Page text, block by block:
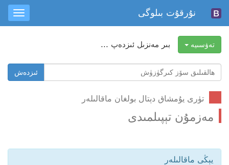
نۇرقۇت بىلوگى
تەۋسىيە بىر مەنزىل ئىزدەپ ...
ھالقىلىق
سۆز
ئىزدەش
ئىزدەش
تۈرى يۇمشاق دېتال بولغان ماقالىلەر
مەزمۇن تېپىلمىدى
يېڭى ماقالىلەر